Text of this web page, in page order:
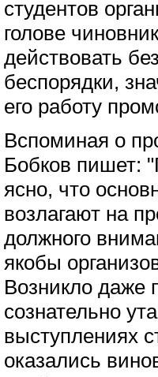
студентов
голове
действовать
беспорядки,
его работу
Вспоминая о
Бобков пишет:
ясно, что
возлагают на
должного
якобы
Возникло даже
сознательно
выступлениях
оказались